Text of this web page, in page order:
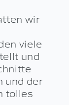
wir
viele
und
und der
tolles